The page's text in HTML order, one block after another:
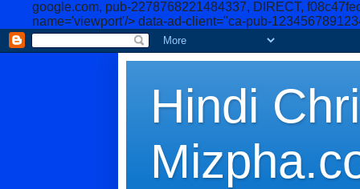
google.com, pub-2278768221484337, DIRECT,
name='viewport'/> data-ad-client="ca-pub-
Hindi